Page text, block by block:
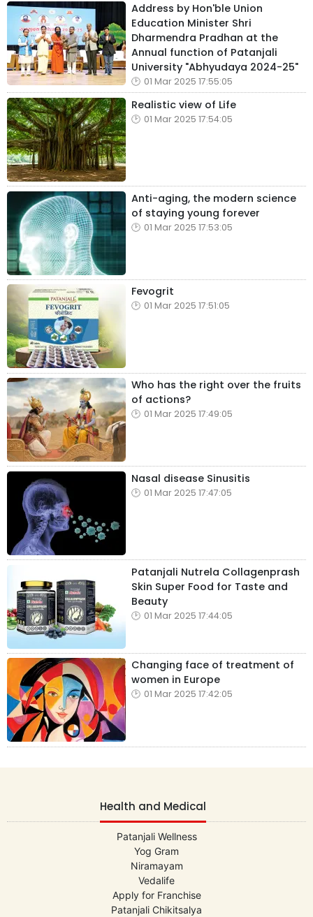
Address by Hon'ble Union
Education Minister Shri
Dharmendra Pradhan at the
Annual function of Patanjali
University "Abhyudaya 2024-25"
01 Mar 2025 17:55:05
Realistic view of Life
01 Mar 2025 17:54:05
Anti-aging, the modern science
of staying young forever
01 Mar 2025 17:53:05
Fevogrit
01 Mar 2025 17:51:05
Who has the right over the fruits
of actions?
01 Mar 2025 17:49:05
Nasal disease Sinusitis
01 Mar 2025 17:47:05
Patanjali Nutrela Collagenprash
Skin Super Food for Taste and
Beauty
01 Mar 2025 17:44:05
Changing face of treatment of
women in Europe
01 Mar 2025 17:42:05
Health and Medical
Patanjali Wellness
Yog Gram
Niramayam
Vedalife
Apply for Franchise
Patanjali Chikitsalya